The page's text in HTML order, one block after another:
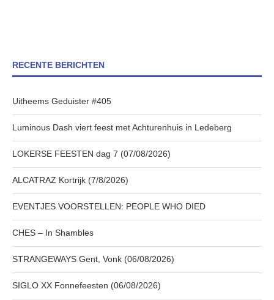
RECENTE BERICHTEN
Uitheems Geduister #405
Luminous Dash viert feest met Achturenhuis in Ledeberg
LOKERSE FEESTEN dag 7 (07/08/2026)
ALCATRAZ Kortrijk (7/8/2026)
EVENTJES VOORSTELLEN: PEOPLE WHO DIED
CHES – In Shambles
STRANGEWAYS Gent, Vonk (06/08/2026)
SIGLO XX Fonnefeesten (06/08/2026)